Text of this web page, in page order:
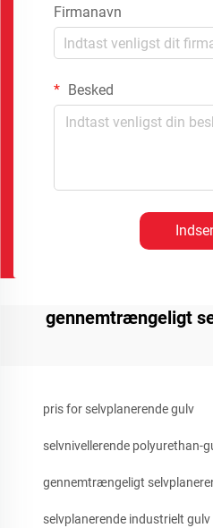
Firmanavn
Besked
gennemtrængeligt
pris for selvplanerende gulv
selvnivellerende polyurethan-
gennemtrængeligt
selvplanerende industrielt gulv